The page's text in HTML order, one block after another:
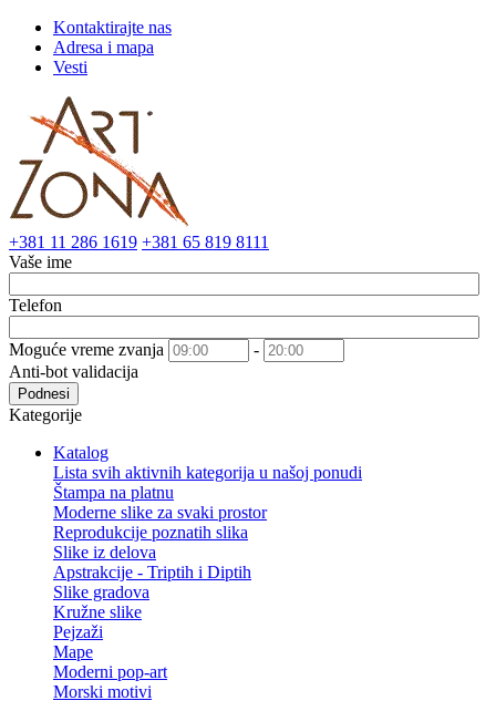
Kontaktirajte nas
Adresa i mapa
Vesti
+381 11 286 1619 +381 65 819 8111
Vaše ime
Telefon
Moguće vreme zvanja
-
Anti-bot validacija
Podnesi
Kategorije
Katalog
Lista svih aktivnih kategorija u našoj ponudi
Štampa na platnu
Moderne slike za svaki prostor
Reprodukcije poznatih slika
Slike iz delova
Apstrakcije - Triptih i Diptih
Slike gradova
Kružne slike
Pejzaži
Mape
Moderni pop-art
Morski motivi